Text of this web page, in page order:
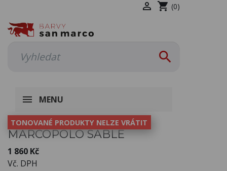
 shopping_cart (0)

MENU
TONOVANÉ PRODUKTY NELZE VRÁTIT
MARCOPOLO SABLE
1 860 Kč
Vč. DPH